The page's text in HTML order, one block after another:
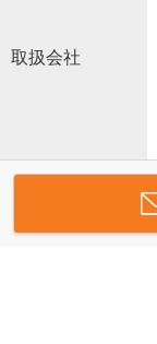
取扱会社